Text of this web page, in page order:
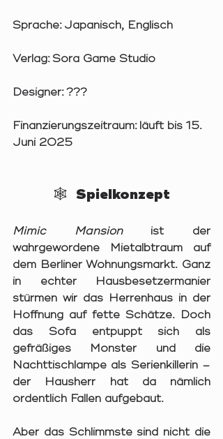
Sprache: Japanisch, Englisch
Verlag: Sora Game Studio
Designer: ???
Finanzierungszeitraum: läuft bis 15.
Juni 2025
🕸️  Spielkonzept
Mimic Mansion ist der
wahrgewordene Mietalbtraum auf
dem Berliner Wohnungsmarkt. Ganz
in echter Hausbesetzermanier
stürmen wir das Herrenhaus in der
Hoffnung auf fette Schätze. Doch
das Sofa entpuppt sich als
gefräßiges Monster und die
Nachttischlampe als Serienkillerin –
der Hausherr hat da nämlich
ordentlich Fallen aufgebaut.
Aber das Schlimmste sind nicht die